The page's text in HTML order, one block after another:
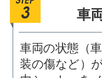
車
車両の状態（
装の傷など）